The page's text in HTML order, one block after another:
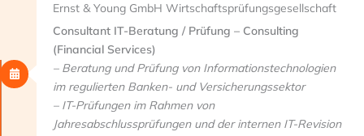
Ernst & Young GmbH Wirtschaftsprüfungsgesellschaft
Consultant IT-Beratung / Prüfung – Consulting
(Financial Services)
– Beratung und Prüfung von Informationstechnologien
im regulierten Banken- und Versicherungssektor
– IT-Prüfungen im Rahmen von
Jahresabschlussprüfungen und der internen IT-Revision